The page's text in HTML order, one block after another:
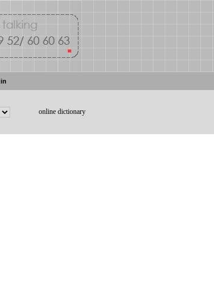
online dictionary